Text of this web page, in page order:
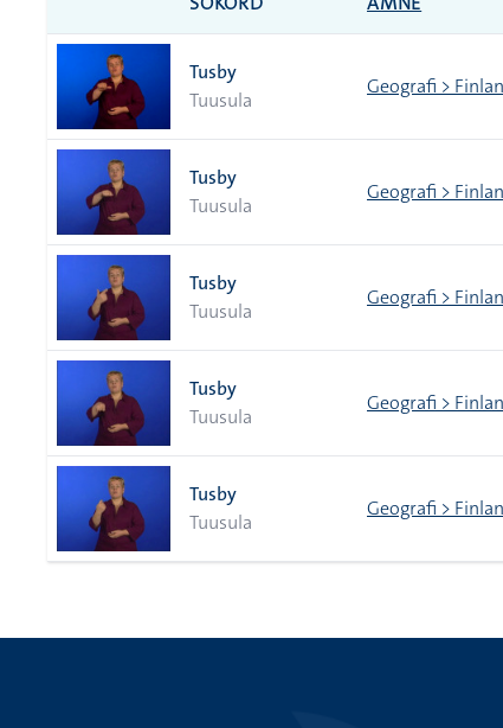
Tusby
Tuusula
Geografi >
Tusby
Tuusula
Geografi >
Tusby
Tuusula
Geografi >
Tusby
Tuusula
Geografi >
Tusby
Tuusula
Geografi >